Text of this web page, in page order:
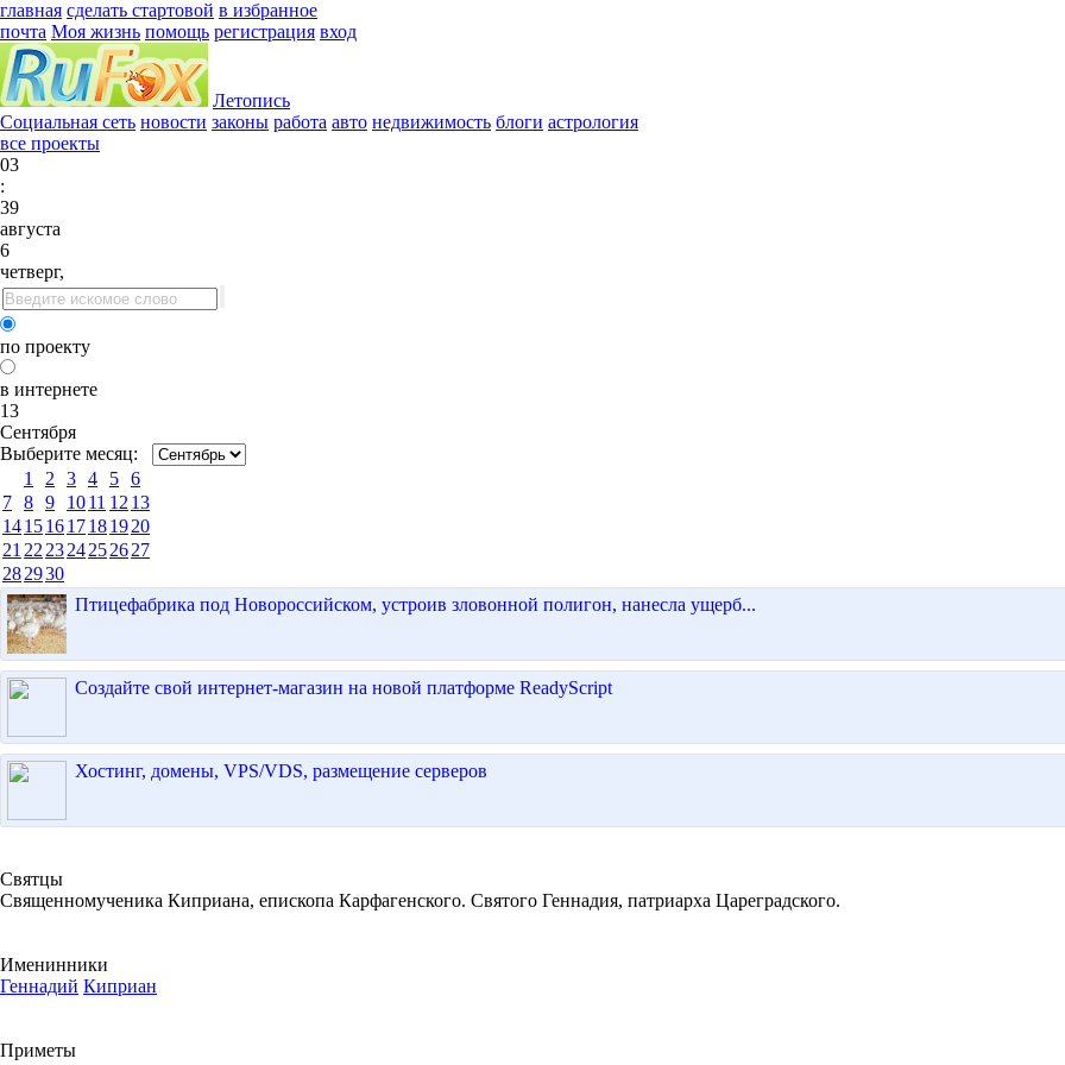
главная сделать стартовой в избранное
почта Моя жизнь помощь регистрация вход
Летопись
Социальная сеть новости законы работа авто недвижимость блоги астрология
все проекты
03
:
39
августа
6
четверг,
по проекту
в интернете
13
Сентября
Выберите месяц:
1
2 3 4 5 6
7 8 9 1011 12 13
14151617181920
21 22 2324252627
282930
Птицефабрика под Новороссийском, устроив зловонной полигон, нанесла ущерб...
Создайте свой интернет-магазин на новой платформе ReadyScript
Хостинг, домены, VPS/VDS, размещение серверов
Святцы
Священномученика Киприана, епископа Карфагенского. Святого Геннадия, патриарха Цареградского.
Именинники
Геннадий Киприан
Приметы